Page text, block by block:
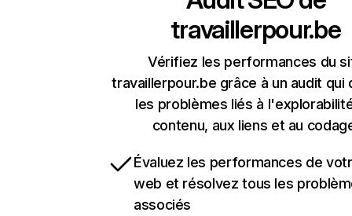
travaillerpour.be
Vérifiez les performances du
travaillerpour.be grâce à un audit qui
les problèmes liés à
contenu, aux liens et au
Évaluez les performances de
web et résolvez tous les
associés